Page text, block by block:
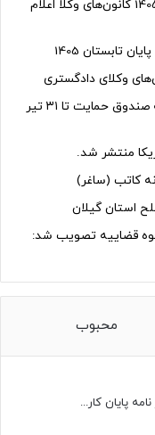
زمان قطعی و رسمی برگزاری آزمون وکالت 1405 کانون‌های وکلا اعلام
تابستان 1405
خبر مهم برای وکلا: مهلت پرداخت حق بیمه صندوق حمایت تا ۳۱ تیر
منتشر شد.
کاتب (ساغر)
استان گیلان
قوه قضاییه تصویب شد:
محبوب
پایان کار...